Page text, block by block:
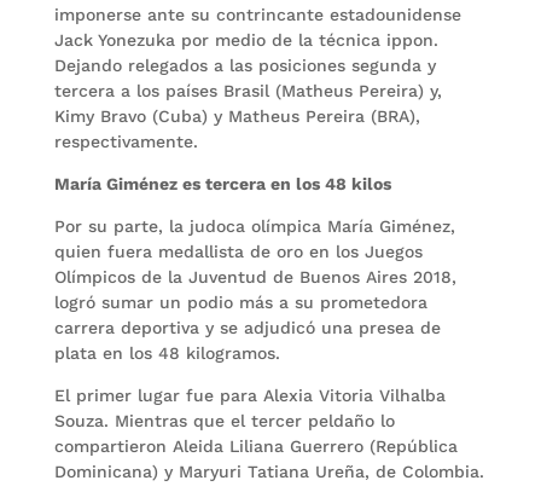
imponerse ante su contrincante estadounidense
Jack Yonezuka por medio de la técnica ippon.
Dejando relegados a las posiciones segunda y
tercera a los países Brasil (Matheus Pereira) y,
Kimy Bravo (Cuba) y Matheus Pereira (BRA),
respectivamente.
María Giménez es tercera en los 48 kilos
Por su parte, la judoca olímpica María Giménez,
quien fuera medallista de oro en los Juegos
Olímpicos de la Juventud de Buenos Aires 2018,
logró sumar un podio más a su prometedora
carrera deportiva y se adjudicó una presea de
plata en los 48 kilogramos.
El primer lugar fue para Alexia Vitoria Vilhalba
Souza. Mientras que el tercer peldaño lo
compartieron Aleida Liliana Guerrero (República
Dominicana) y Maryuri Tatiana Ureña, de Colombia.